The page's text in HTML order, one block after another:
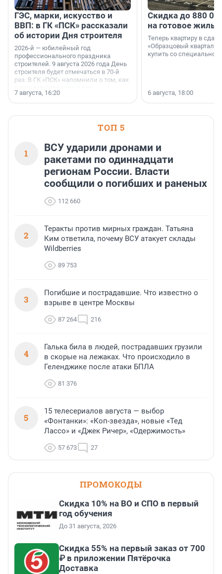
ГЭС, марки, искусство и
ВВП: в ГК «ПСК» рассказали
об истории Дня строителя
2026-й — юбилейный год
профессионального праздника
строителей. 9 августа 2026 года День
строителя будет отмечаться в 70-й
раз. В ГК «ПСК» напомнили о том, как
поменялась роль строительства.
7 августа, 16:20
Скидка до 880
на готовое
Теперь квартиру в
«Образцовый квартал
купить со специальной
6 августа, 18:00
ТОП 5
1
ВСУ ударили дронами и
ракетами по одиннадцати
регионам России. Власти
сообщили о погибших и раненых
112 660
2
Теракты против мирных граждан. Татьяна
Ким ответила, почему ВСУ атакует склады
Wildberries
89 753
3
Погибшие и пострадавшие. Что известно о
взрыве в центре Москвы
87 264 216
4
Галька била в людей, пострадавших грузили
в скорые на лежаках. Что происходило в
Геленджике после атаки БПЛА
81 376
5
15 телесериалов августа — выбор
«Фонтанки»: «Коп-звезда», новые «Тед
Лассо» и «Джек Ричер», «Одержимость»
57 673 27
ПРОМОКОДЫ
Скидка 10% на ВО и СПО в первый
год обучения
До 31 августа, 2026
Скидка 55% на первый заказ от 700
₽ в приложении Пятёрочка
Доставка